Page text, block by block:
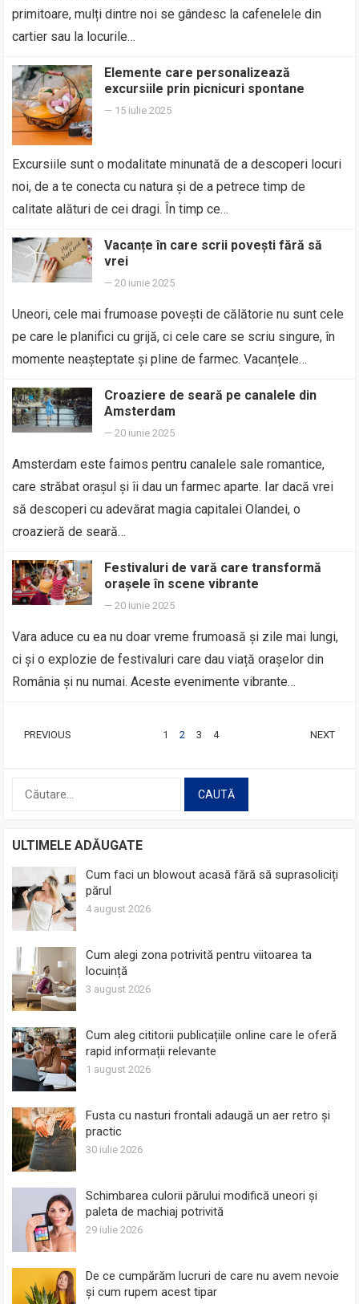
primitoare, mulți dintre noi se gândesc la cafenelele din
cartier sau la locurile…
Elemente care personalizează
excursiile prin picnicuri spontane
— 15 iulie 2025
Excursiile sunt o modalitate minunată de a descoperi locuri
noi, de a te conecta cu natura și de a petrece timp de
calitate alături de cei dragi. În timp ce…
Vacanțe în care scrii povești fără să
vrei
—20 iunie 2025
Uneori, cele mai frumoase povești de călătorie nu sunt cele
pe care le planifici cu grijă, ci cele care se scriu singure, în
momente neașteptate și pline de farmec. Vacanțele…
Croaziere de seară pe canalele din
Amsterdam
—20 iunie 2025
Amsterdam este faimos pentru canalele sale romantice,
care străbat orașul și îi dau un farmec aparte. Iar dacă vrei
să descoperi cu adevărat magia capitalei Olandei, o
croazieră de seară…
Festivaluri de vară care transformă
orașele în scene vibrante
—20 iunie 2025
Vara aduce cu ea nu doar vreme frumoasă și zile mai lungi,
ci și o explozie de festivaluri care dau viață orașelor din
România și nu numai. Aceste evenimente vibrante…
PAGINAȚIE
PREVIOUS 1 2 3 4 NEXT
Caută
ULTIMELE ADĂUGATE
Cum faci un blowout acasă fără să suprasoliciți
părul
4 august 2026
Cum alegi zona potrivită pentru viitoarea ta
locuință
3 august 2026
Cum aleg cititorii publicațiile online care le oferă
rapid informații relevante
1 august 2026
Fusta cu nasturi frontali adaugă un aer retro și
practic
30 iulie 2026
Schimbarea culorii părului modifică uneori și
paleta de machiaj potrivită
29 iulie 2026
De ce cumpărăm lucruri de care nu avem nevoie
și cum rupem acest tipar